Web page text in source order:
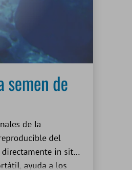
de
de la
del
in situ.
ayuda a los